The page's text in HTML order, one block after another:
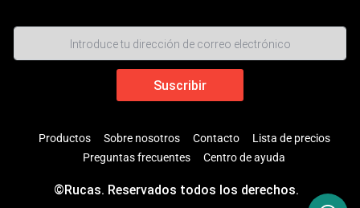
Productos Sobre nosotros Contacto
Lista de precios
Preguntas frecuentes
Centro de ayuda
©Rucas. Reservados todos los derechos.